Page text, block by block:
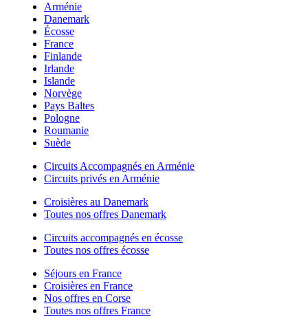
Arménie
Danemark
Écosse
France
Finlande
Irlande
Islande
Norvège
Pays Baltes
Pologne
Roumanie
Suède
Circuits Accompagnés en Arménie
Circuits privés en Arménie
Croisières au Danemark
Toutes nos offres Danemark
Circuits accompagnés en écosse
Toutes nos offres écosse
Séjours en France
Croisières en France
Nos offres en Corse
Toutes nos offres France